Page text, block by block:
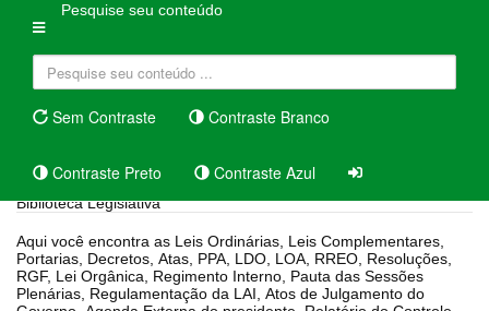
Pesquise seu conteúdo
Sem Contraste Contraste Branco
Contraste Preto Contraste Azul
Biblioteca Legislativa
Aqui você encontra as Leis Ordinárias, Leis Complementares,
Portarias, Decretos, Atas, PPA, LDO, LOA, RREO, Resoluções,
RGF, Lei Orgânica, Regimento Interno, Pauta das Sessões
Plenárias, Regulamentação da LAI, Atos de Julgamento do